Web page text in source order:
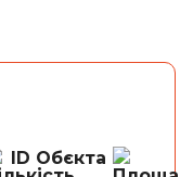
ID Обєкта